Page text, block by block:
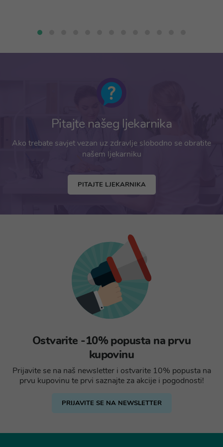
Pitajte našeg ljekarnika
Ako trebate savjet vezan uz zdravlje slobodno se obratite
našem ljekarniku
PITAJTE LJEKARNIKA
Ostvarite -10% popusta na prvu
kupovinu
Prijavite se na naš newsletter i ostvarite 10% popusta na
prvu kupovinu te prvi saznajte za akcije i pogodnosti!
PRIJAVITE SE NA NEWSLETTER